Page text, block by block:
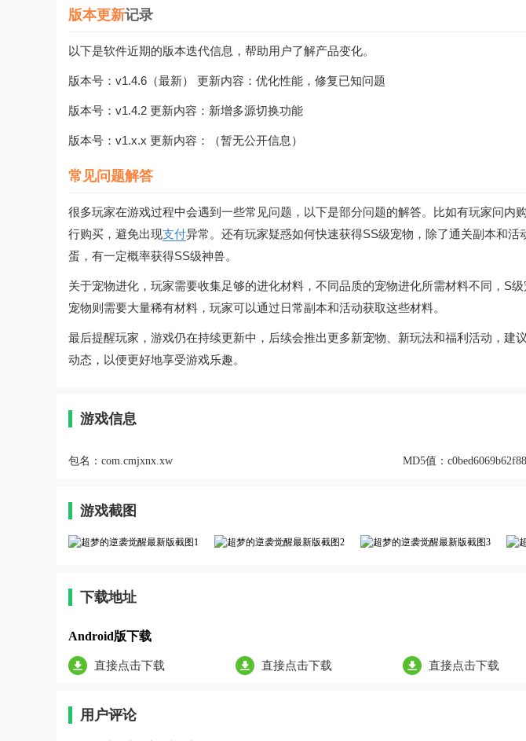
版本更新记录
以下是软件近期的版本迭代信息，帮助用户了解产品变化。
版本号：v1.4.6（最新） 更新内容：优化性能，修复已知问题
版本号：v1.4.2 更新内容：新增多源切换功能
版本号：v1.x.x 更新内容：（暂无公开信息）
常见问题解答
很多玩家在游戏过程中会遇到一些常见问题，以下是部分问题的解答。比如有玩家问内
行购买，避免出现支付异常。还有玩家疑惑如何快速获得SS级宠物，除了通关副本和
蛋，有一定概率获得SS级神兽。
关于宠物进化，玩家需要收集足够的进化材料，不同品质的宠物进化所需材料不同，S
宠物则需要大量稀有材料，玩家可以通过日常副本和活动获取这些材料。
最后提醒玩家，游戏仍在持续更新中，后续会推出更多新宠物、新玩法和福利活动，建
动态，以便更好地享受游戏乐趣。
游戏信息
包名： com.cmjxnx.xw MD5值：
游戏截图
下载地址
Android版下载
直接点击下载 直接点击下载 直接点击下载
用户评论